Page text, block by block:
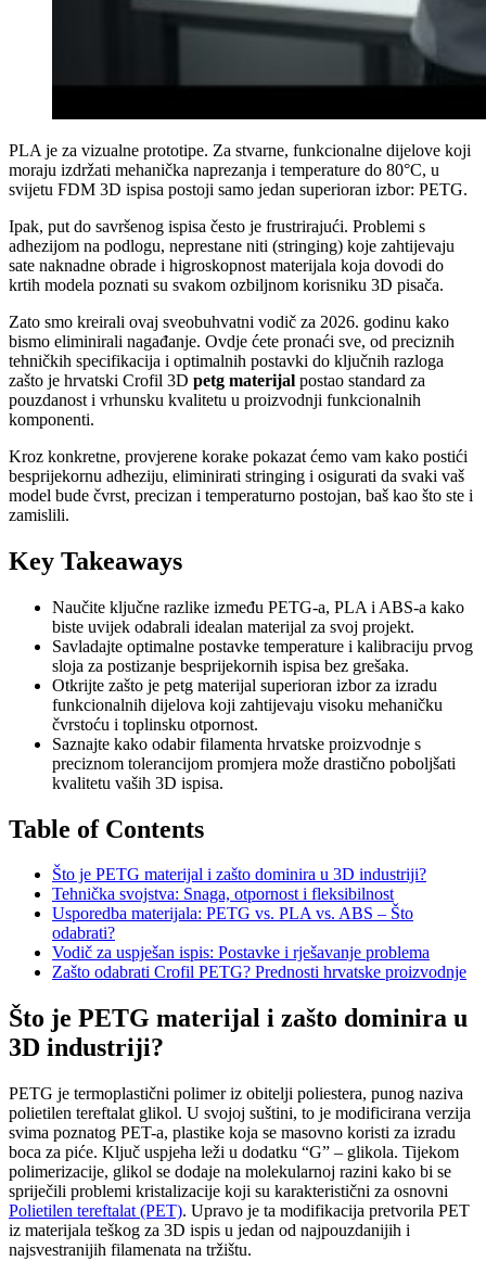
PLA je za vizualne prototipe. Za stvarne, funkcionalne dijelove koji
moraju izdržati mehanička naprezanja i temperature do 80°C, u
svijetu FDM 3D ispisa postoji samo jedan superioran izbor: PETG.
Ipak, put do savršenog ispisa često je frustrirajući. Problemi s
adhezijom na podlogu, neprestane niti (stringing) koje zahtijevaju
sate naknadne obrade i higroskopnost materijala koja dovodi do
krtih modela poznati su svakom ozbiljnom korisniku 3D pisača.
Zato smo kreirali ovaj sveobuhvatni vodič za 2026. godinu kako
bismo eliminirali nagađanje. Ovdje ćete pronaći sve, od preciznih
tehničkih specifikacija i optimalnih postavki do ključnih razloga
zašto je hrvatski Crofil 3D petg materijal postao standard za
pouzdanost i vrhunsku kvalitetu u proizvodnji funkcionalnih
komponenti.
Kroz konkretne, provjerene korake pokazat ćemo vam kako postići
besprijekornu adheziju, eliminirati stringing i osigurati da svaki vaš
model bude čvrst, precizan i temperaturno postojan, baš kao što ste i
zamislili.
Key Takeaways
Naučite ključne razlike između PETG-a, PLA i ABS-a kako
biste uvijek odabrali idealan materijal za svoj projekt.
Savladajte optimalne postavke temperature i kalibraciju prvog
sloja za postizanje besprijekornih ispisa bez grešaka.
Otkrijte zašto je petg materijal superioran izbor za izradu
funkcionalnih dijelova koji zahtijevaju visoku mehaničku
čvrstoću i toplinsku otpornost.
Saznajte kako odabir filamenta hrvatske proizvodnje s
preciznom tolerancijom promjera može drastično poboljšati
kvalitetu vaših 3D ispisa.
Table of Contents
Što je PETG materijal i zašto dominira u 3D industriji?
Tehnička svojstva: Snaga, otpornost i fleksibilnost
Usporedba materijala: PETG vs. PLA vs. ABS – Što
odabrati?
Vodič za uspješan ispis: Postavke i rješavanje problema
Zašto odabrati Crofil PETG? Prednosti hrvatske proizvodnje
Što je PETG materijal i zašto dominira u
3D industriji?
PETG je termoplastični polimer iz obitelji poliestera, punog naziva
polietilen tereftalat glikol. U svojoj suštini, to je modificirana verzija
svima poznatog PET-a, plastike koja se masovno koristi za izradu
boca za piće. Ključ uspjeha leži u dodatku “G” – glikola. Tijekom
polimerizacije, glikol se dodaje na molekularnoj razini kako bi se
spriječili problemi kristalizacije koji su karakteristični za osnovni
Polietilen tereftalat (PET). Upravo je ta modifikacija pretvorila PET
iz materijala teškog za 3D ispis u jedan od najpouzdanijih i
najsvestranijih filamenata na tržištu.